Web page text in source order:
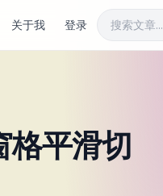
关于我 登录
平滑切